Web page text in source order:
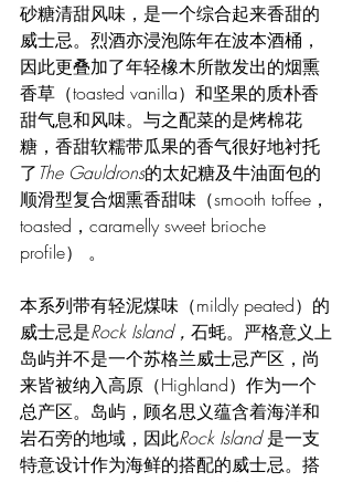
砂糖清甜风味，是一个综合起来香甜的
威士忌。烈酒亦浸泡陈年在波本酒桶，
因此更叠加了年轻橡木所散发出的烟熏
香草（toasted vanilla）和坚果的质朴香
甜气息和风味。与之配菜的是烤棉花
糖，香甜软糯带瓜果的香气很好地衬托
了 The Gauldrons的太妃糖及牛油面包的
顺滑型复合烟熏香甜味（smooth toffee，
toasted，caramelly sweet brioche
profile） 。
本系列带有轻泥煤味（mildly peated）的
威士忌是Rock Island， 石蚝。严格意义上
岛屿并不是一个苏格兰威士忌产区，尚
来皆被纳入高原（Highland）作为一个
总产区。岛屿，顾名思义蕴含着海洋和
岩石旁的地域，因此Rock Island 是一支
特意设计作为海鲜的搭配的威士忌。搭